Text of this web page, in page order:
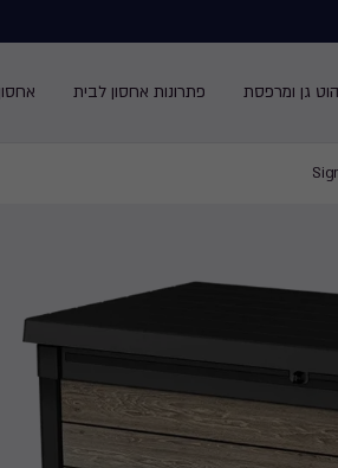
גן ומרפסת פתרונות אחסון לבית